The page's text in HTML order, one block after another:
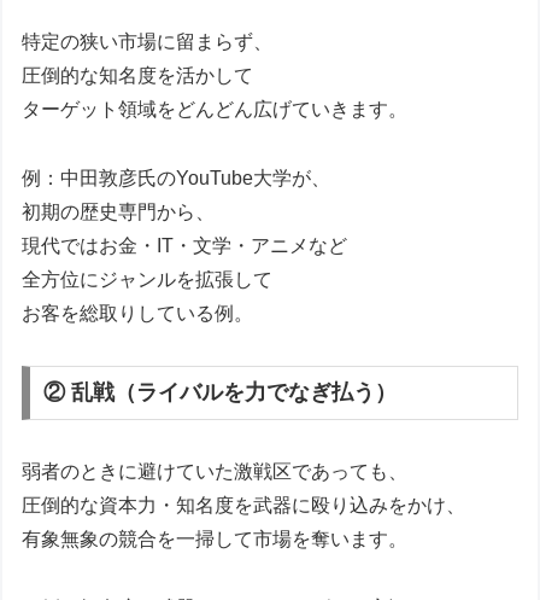
特定の狭い市場に留まらず、
圧倒的な知名度を活かして
ターゲット領域をどんどん広げていきます。
例：中田敦彦氏のYouTube大学が、
初期の歴史専門から、
現代ではお金・IT・文学・アニメなど
全方位にジャンルを拡張して
お客を総取りしている例。
② 乱戦（ライバルを力でなぎ払う）
弱者のときに避けていた激戦区であっても、
圧倒的な資本力・知名度を武器に殴り込みをかけ、
有象無象の競合を一掃して市場を奪います。